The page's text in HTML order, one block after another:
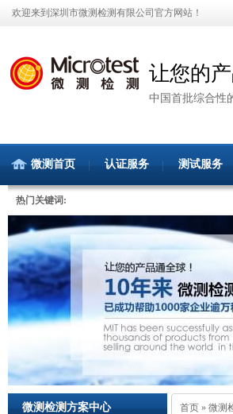
欢迎来到深圳市微测检测有限公司官方网站！
让您的
中国首批综合性
微测首页 认证服务 测试服务
热门关键词:
微测检测方案中心 首页 » 微测